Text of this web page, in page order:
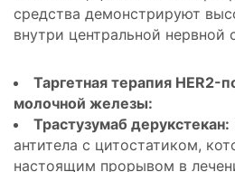
средства демонстрируют
внутри центральной нервной
Таргетная терапия HER2-
молочной железы:
Трастузумаб дерукстекан:
антитела с цитостатиком,
настоящим прорывом в